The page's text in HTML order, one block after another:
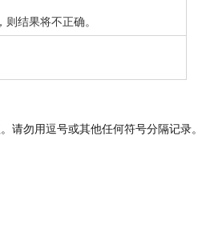
结果将不正确。
请勿用逗号或其他任何符号分隔记录。